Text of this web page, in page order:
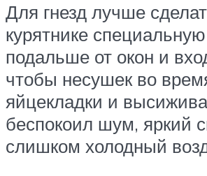
Для гнезд лучше
курятнике
подальше от окон и
чтобы несушек во
яйцекладки и
беспокоил шум, яркий
слишком холодный